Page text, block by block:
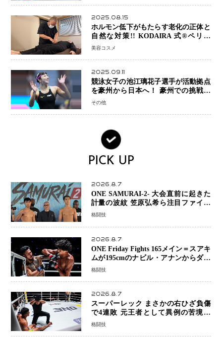
2025.08.15
ホルモン低下がもたらす老化の正体と
自然な対策!! KODAIRA 式®ペリネ
（骨盤底筋）ケア
美容コスメ
2025.09.11
競泳女子の池江璃花子選手が活動拠点
を豪州から日本へ！ 豪州での挑戦を
糧に、28年ロサンゼルス五輪へ再始動
その他
PICK UP
2026.8.7
ONE SAMURAI-2- 大会直前に起きた
計量の波紋 笠原弘希ら注目ファイタ
ーは契約体重で決戦へ、山本歩夢と平
格闘技
2026.8.7
ONE Friday Fights 165メイン＝スアキ
ムが195cmのナビル・アナンからダウ
ン奪取！猛反撃を耐え抜き判定勝利、
格闘技
2026.8.7
スーパーレック まさかの右ひざ負傷
で4連敗 元王者として異例の苦境…
「アクシデント」でも消えない危険信
格闘技